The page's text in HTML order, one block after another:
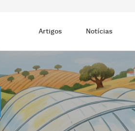
Artigos Notícias